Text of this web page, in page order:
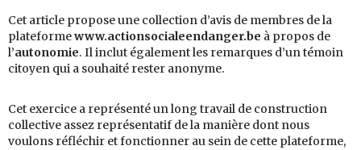
Cet article propose une collection d’avis de membres de la
plateformewww.actionsocialeendanger.be à propos de
l’autonomie. Il inclut également les remarques d’un témoin
citoyen qui a souhaité rester anonyme.
Cet exercice a représenté un long travail de construction
collective assez représentatif de la manière dont nous
voulons réfléchir et fonctionner au sein de cette plateforme,